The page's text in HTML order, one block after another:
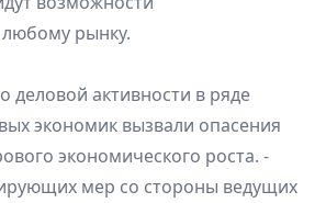
рынку.
деловой активности в ряде
экономик вызвали опасения
экономического роста. -
мер со стороны ведущих